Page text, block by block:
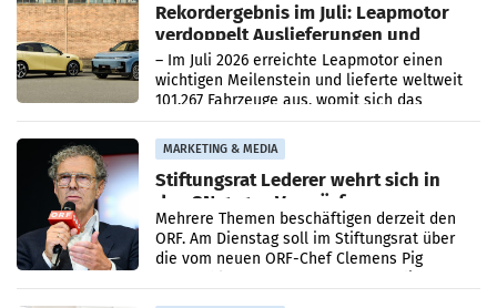
Rekordergebnis im Juli: Leapmotor
verdoppelt Auslieferungen und
überschreitet die 100.000er-Marke
– Im Juli 2026 erreichte Leapmotor einen
wichtigen Meilenstein und lieferte weltweit
101.267 Fahrzeuge aus, womit sich das
Ergebnis gegenüber Juli 2025 mehr als
verdoppelte (+102
MARKETING & MEDIA
Stiftungsrat Lederer wehrt sich in
den SN gegen Vorwürfe
Mehrere Themen beschäftigen derzeit den
ORF. Am Dienstag soll im Stiftungsrat über
die vom neuen ORF-Chef Clemens Pig